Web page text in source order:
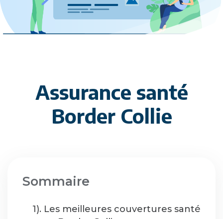
Assurance santé
Border Collie
Sommaire
1). Les meilleures couvertures santé